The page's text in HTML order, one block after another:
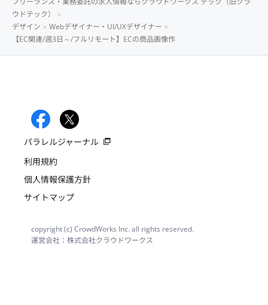
ウドテック）
デザイン
Webデザイナー・UI/UXデザイナー
【EC関連/週3日～/フルリモート】ECの商品画像作
パラレルジャーナル
利用規約
個人情報保護方針
サイトマップ
copyright (c) CrowdWorks Inc. all rights reserved.
運営会社：株式会社クラウドワークス